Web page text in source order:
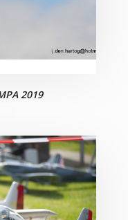
2019